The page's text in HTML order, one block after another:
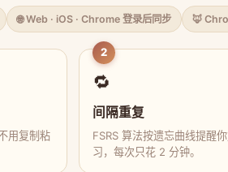
🌐 Web · iOS · Chrome 登录后同步 🦊
用复制粘
2
🔁
间隔重复
FSRS 算法按遗忘曲线提醒
习，每次只花 2 分钟。